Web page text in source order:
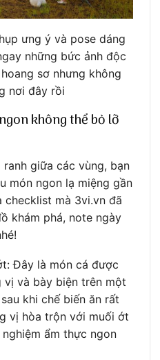
ưng ý và pose dáng
những bức ảnh độc
sơ nhưng không
nơi đây rồi
không thể bỏ lỡ
giữa các vùng, bạn
món ngon lạ miệng gần
checklist mà 3vi.vn đã
khám phá, note ngày
Đây là món cá được
và bày biện trên một
khi chế biến ăn rất
vị hòa trộn với muối ớt
ẩm thực ngon